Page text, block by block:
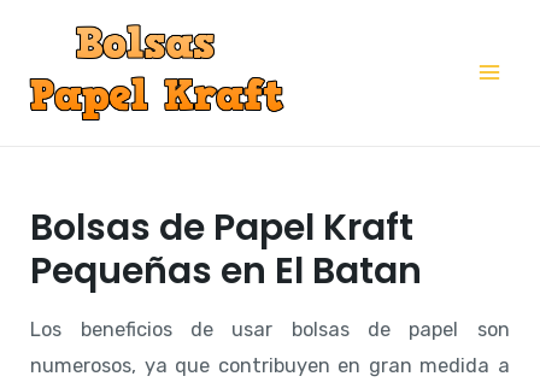
contenido
Bolsas de Papel Kraft
Pequeñas en El Batan
Los beneficios de usar bolsas de papel son
numerosos, ya que contribuyen en gran medida a